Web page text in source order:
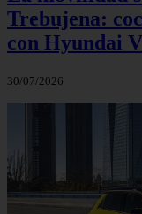
Trebujena:
con Hyundai
30/07/2026